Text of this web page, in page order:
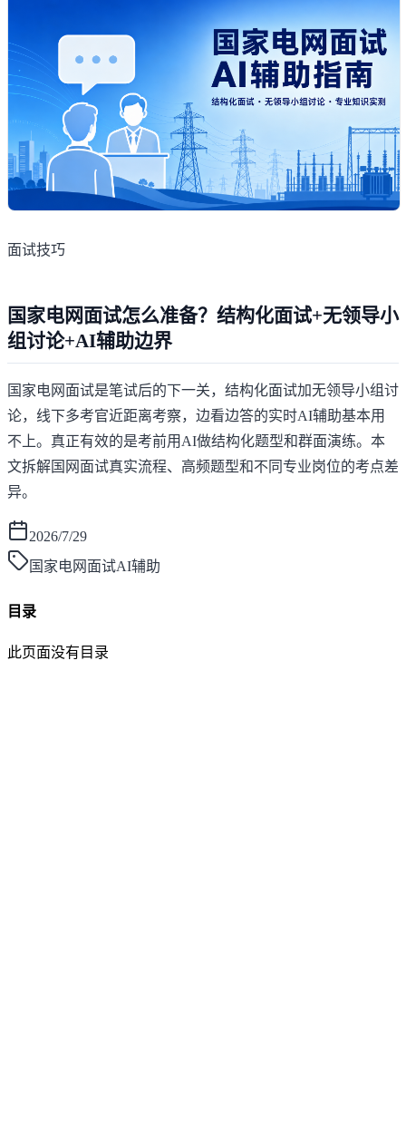
面试技巧
国家电网面试怎么准备？结构化面试+无领导小
组讨论+AI辅助边界
国家电网面试是笔试后的下一关，结构化面试加无领导小组讨
论，线下多考官近距离考察，边看边答的实时AI辅助基本用
不上。真正有效的是考前用AI做结构化题型和群面演练。本
文拆解国网面试真实流程、高频题型和不同专业岗位的考点差
异。
2026/7/29
国家电网面试AI辅助
目录
此页面没有目录